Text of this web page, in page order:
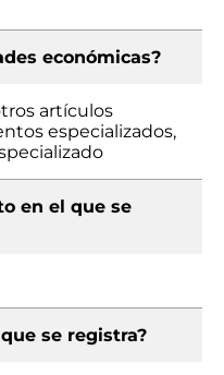
económicas?
artículos
especializados,
en el que se
se registra?